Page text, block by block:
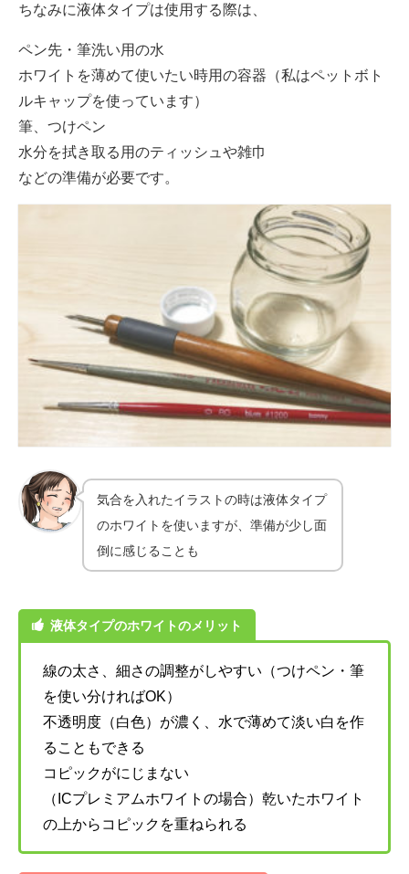
ちなみに液体タイプは使用する際は、
ペン先・筆洗い用の水
ホワイトを薄めて使いたい時用の容器（私はペットボト
ルキャップを使っています）
筆、つけペン
水分を拭き取る用のティッシュや雑巾
などの準備が必要です。
気合を入れたイラストの時は液体タイプ
のホワイトを使いますが、準備が少し面
倒に感じることも
液体タイプのホワイトのメリット
線の太さ、細さの調整がしやすい（つけペン・筆
を使い分ければOK）
不透明度（白色）が濃く、水で薄めて淡い白を作
ることもできる
コピックがにじまない
（ICプレミアムホワイトの場合）乾いたホワイト
の上からコピックを重ねられる